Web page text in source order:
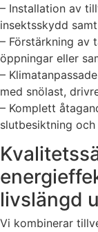
– Installation av
insektsskydd
– Förstärkning av
öppningar eller
–
med snölast,
– Komplett
slutbesiktning
livslängd
Vi kombinerar